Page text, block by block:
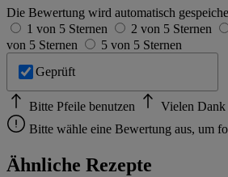
Die Bewertung wird automatisch
1 von 5 Sternen
2 von 5 Sternen
von 5 Sternen
5 von 5 Sternen
Geprüft
Bitte Pfeile benutzen
Vielen Dank
Bitte wähle eine Bewertung aus, um
Ähnliche Rezepte